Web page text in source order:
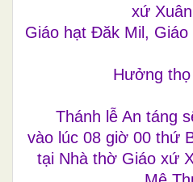
xứ
Giáo hạt Đăk Mil,
Hưởng
Thánh lễ An táng
vào lúc 08 giờ 00 thứ
tại Nhà thờ Giáo xứ